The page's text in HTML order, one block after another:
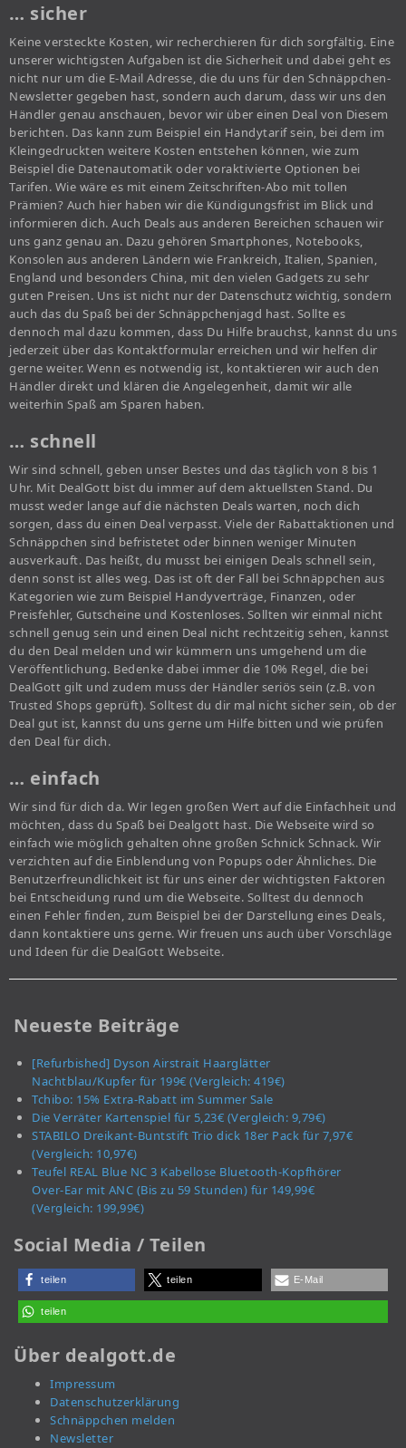
… sicher
Keine versteckte Kosten, wir recherchieren für dich sorgfältig. Eine
unserer wichtigsten Aufgaben ist die Sicherheit und dabei geht es
nicht nur um die E-Mail Adresse, die du uns für den Schnäppchen-
Newsletter gegeben hast, sondern auch darum, dass wir uns den
Händler genau anschauen, bevor wir über einen Deal von Diesem
berichten. Das kann zum Beispiel ein Handytarif sein, bei dem im
Kleingedruckten weitere Kosten entstehen können, wie zum
Beispiel die Datenautomatik oder voraktivierte Optionen bei
Tarifen. Wie wäre es mit einem Zeitschriften-Abo mit tollen
Prämien? Auch hier haben wir die Kündigungsfrist im Blick und
informieren dich. Auch Deals aus anderen Bereichen schauen wir
uns ganz genau an. Dazu gehören Smartphones, Notebooks,
Konsolen aus anderen Ländern wie Frankreich, Italien, Spanien,
England und besonders China, mit den vielen Gadgets zu sehr
guten Preisen. Uns ist nicht nur der Datenschutz wichtig, sondern
auch das du Spaß bei der Schnäppchenjagd hast. Sollte es
dennoch mal dazu kommen, dass Du Hilfe brauchst, kannst du uns
jederzeit über das Kontaktformular erreichen und wir helfen dir
gerne weiter. Wenn es notwendig ist, kontaktieren wir auch den
Händler direkt und klären die Angelegenheit, damit wir alle
weiterhin Spaß am Sparen haben.
… schnell
Wir sind schnell, geben unser Bestes und das täglich von 8 bis 1
Uhr. Mit DealGott bist du immer auf dem aktuellsten Stand. Du
musst weder lange auf die nächsten Deals warten, noch dich
sorgen, dass du einen Deal verpasst. Viele der Rabattaktionen und
Schnäppchen sind befristetet oder binnen weniger Minuten
ausverkauft. Das heißt, du musst bei einigen Deals schnell sein,
denn sonst ist alles weg. Das ist oft der Fall bei Schnäppchen aus
Kategorien wie zum Beispiel Handyverträge, Finanzen, oder
Preisfehler, Gutscheine und Kostenloses. Sollten wir einmal nicht
schnell genug sein und einen Deal nicht rechtzeitig sehen, kannst
du den Deal melden und wir kümmern uns umgehend um die
Veröffentlichung. Bedenke dabei immer die 10% Regel, die bei
DealGott gilt und zudem muss der Händler seriös sein (z.B. von
Trusted Shops geprüft). Solltest du dir mal nicht sicher sein, ob der
Deal gut ist, kannst du uns gerne um Hilfe bitten und wie prüfen
den Deal für dich.
… einfach
Wir sind für dich da. Wir legen großen Wert auf die Einfachheit und
möchten, dass du Spaß bei Dealgott hast. Die Webseite wird so
einfach wie möglich gehalten ohne großen Schnick Schnack. Wir
verzichten auf die Einblendung von Popups oder Ähnliches. Die
Benutzerfreundlichkeit ist für uns einer der wichtigsten Faktoren
bei Entscheidung rund um die Webseite. Solltest du dennoch
einen Fehler finden, zum Beispiel bei der Darstellung eines Deals,
dann kontaktiere uns gerne. Wir freuen uns auch über Vorschläge
und Ideen für die DealGott Webseite.
Neueste Beiträge
[Refurbished] Dyson Airstrait Haarglätter
Nachtblau/Kupfer für 199€ (Vergleich: 419€)
Tchibo: 15% Extra-Rabatt im Summer Sale
Die Verräter Kartenspiel für 5,23€ (Vergleich: 9,79€)
STABILO Dreikant-Buntstift Trio dick 18er Pack für 7,97€
(Vergleich: 10,97€)
Teufel REAL Blue NC 3 Kabellose Bluetooth-Kopfhörer
Over-Ear mit ANC (Bis zu 59 Stunden) für 149,99€
(Vergleich: 199,99€)
Social Media / Teilen
teilen teilen E-Mail
teilen
Über dealgott.de
Impressum
Datenschutzerklärung
Schnäppchen melden
Newsletter